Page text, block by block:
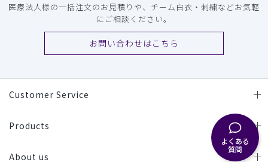
よくある
質問
医療法人様の一括注文のお見積りや、チーム白衣・刺繍などお気軽
にご相談ください。
お問い合わせはこちら
Customer Service
Products
About us